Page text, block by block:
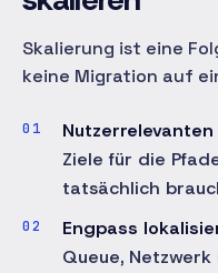
Skalierung ist eine
keine Migration auf
Ziele für die
tatsächlich
Engpass
Queue,